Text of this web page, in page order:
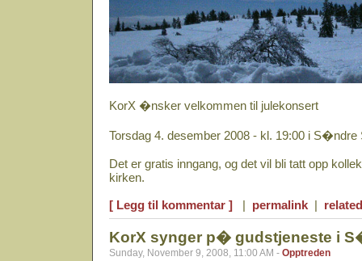
KorX �nsker velkommen til julekonsert
Torsdag 4. desember 2008 - kl. 19:00 i S�ndre
Det er gratis inngang, og det vil bli tatt opp
kirken.
[ Legg til kommentar ] | permalink |
KorX synger p� gudstjeneste i
Sunday, November 9, 2008, 11:00 AM - Opptreden